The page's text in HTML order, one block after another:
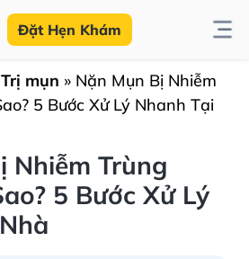
Đặt Hẹn Khám
mụn » Nặn Mụn Bị Nhiễm
5 Bước Xử Lý Nhanh Tại
Nhiễm Trùng
5 Bước Xử Lý